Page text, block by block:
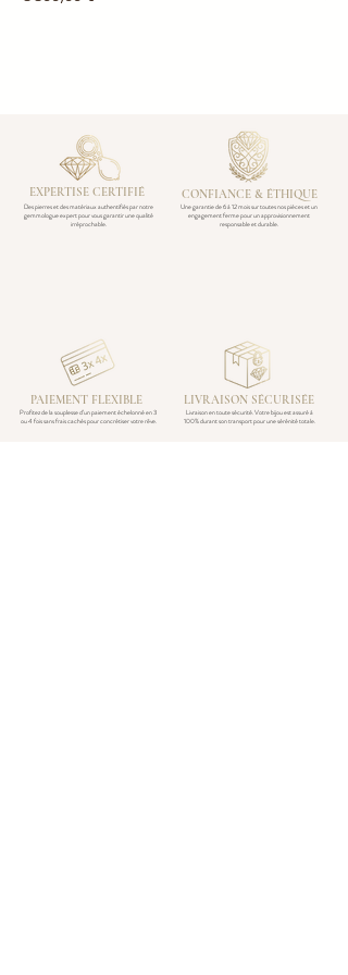
EXPERTISE CERTIFIÉ
Des pierres et des matériaux authentifiés par notre
gemmologue expert pour vous garantir une qualité
irréprochable.
CONFIANCE & ÉTHIQUE
Une garantie de 6 à 12 mois sur toutes nos pièces et un
engagement ferme pour un approvisionnement
responsable et durable.
PAIEMENT FLEXIBLE
Profitez de la souplesse d’un paiement échelonné en 3
ou 4 fois sans frais cachés pour concrétiser votre rêve.
LIVRAISON SÉCURISÉE
Livraison en toute sécurité. Votre bijou est assuré à
100% durant son transport pour une sérénité totale.